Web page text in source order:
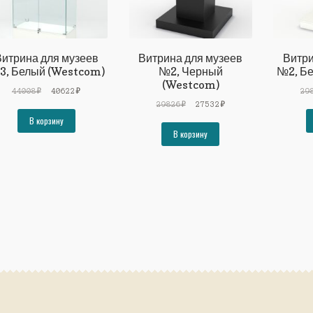
для музеев
Белый (Westcom)
44008₽
Первоначальная
44008₽.
40622₽Текущая
В корзину
Витрина для музеев
№2, Черный
(Westcom)
29826₽
Первоначальная
29826₽.
27532₽Текущая
В корзину
№2,